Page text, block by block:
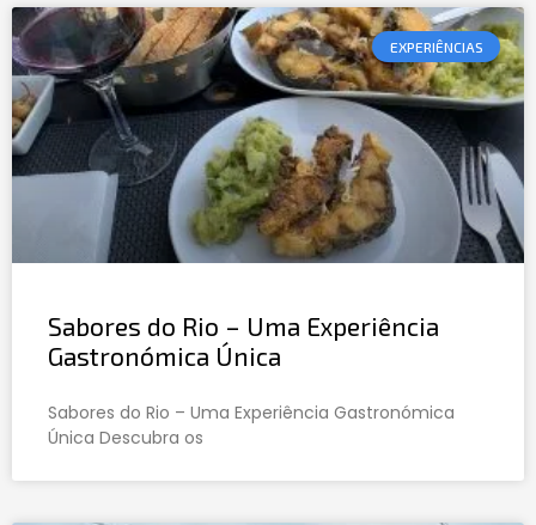
EXPERIÊNCIAS
Sabores do Rio – Uma Experiência
Gastronómica Única
Sabores do Rio – Uma Experiência Gastronómica
Única Descubra os